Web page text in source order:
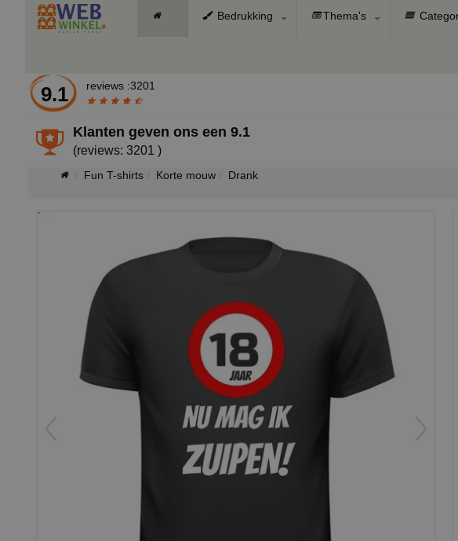
Bedrukking Thema's
9.1 reviews :3201
Klanten geven ons een9.1
(reviews: 3201 )
Fun T-shirts Korte mouw Drank